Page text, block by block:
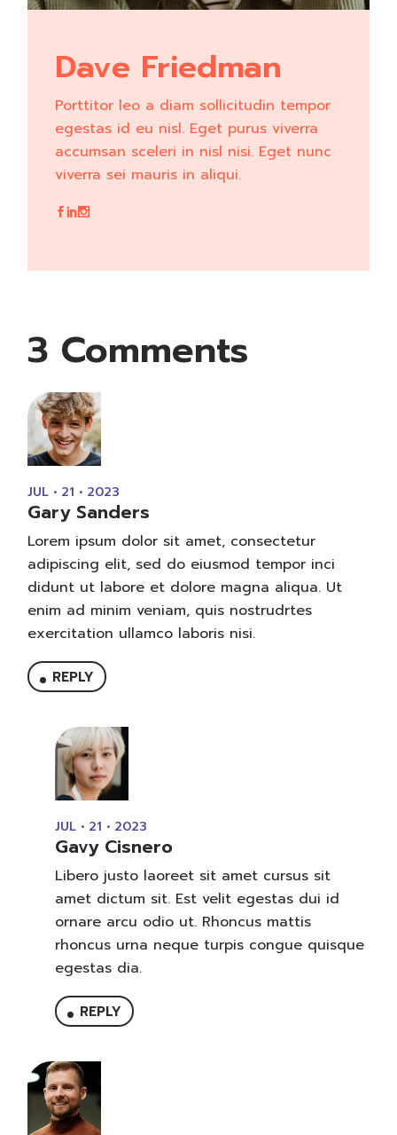
Dave Friedman
Porttitor leo a diam sollicitudin tempor
egestas id eu nisl. Eget purus viverra
accumsan sceleri in nisl nisi. Eget nunc
viverra sei mauris in aliqui.
3 Comments
JUL • 21 • 2023
Gary Sanders
Lorem ipsum dolor sit amet, consectetur
adipiscing elit, sed do eiusmod tempor inci
didunt ut labore et dolore magna aliqua. Ut
enim ad minim veniam, quis nostrudrtes
exercitation ullamco laboris nisi.
REPLY
JUL • 21 • 2023
Gavy Cisnero
Libero justo laoreet sit amet cursus sit
amet dictum sit. Est velit egestas dui id
ornare arcu odio ut. Rhoncus mattis
rhoncus urna neque turpis congue quisque
egestas dia.
REPLY